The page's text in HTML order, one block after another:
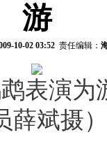
游
10-02 03:52责任编辑：
演为
薛斌摄）